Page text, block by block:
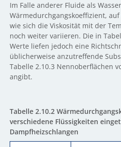
Im Falle anderer Fluide als
Wärmedurchgangskoeffizient,
wie sich die Viskosität mit der
noch weiter variieren. Die in
Werte liefen jedoch eine
üblicherweise anzutreffende
Tabelle 2.10.3 Nennoberflächen
angibt.
Tabelle 2.10.2
verschiedene Flüssigkeiten
Dampfheizschlangen